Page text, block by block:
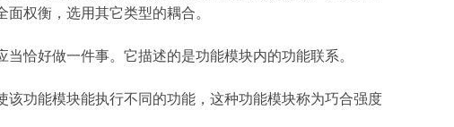
权衡，选用其它类型的耦合。
恰好做一件事。它描述的是功能模块内的功能联系。
功能模块能执行不同的功能，这种功能模块称为巧合强度